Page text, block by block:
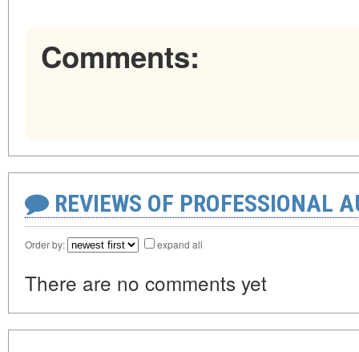
Comments:
REVIEWS OF PROFESSIONAL
Order by: expand all
There are no comments yet